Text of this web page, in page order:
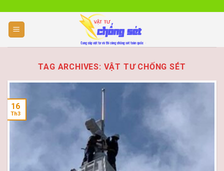
content
TAG ARCHIVES: VẬT TƯ CHỐNG SÉT
16
Th3